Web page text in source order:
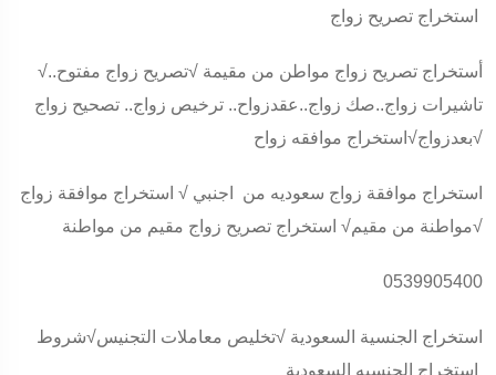
√أستخراج تصريح زواج مواطن من مقيمة √تصريح زواج مفتوح..
تاشيرات زواج..صك زواج..عقدزواح.. ترخيص زواج.. تصحيح زواج
بعدزواج√استخراج موافقه زواح√
استخراج موافقة زواج سعوديه من اجنبي √ استخراج موافقة زواج
مواطنة من مقيم√ استخراج تصريح زواج مقيم من مواطنة√
0539905400
استخراج الجنسية السعودية √تخليص معاملات التجنيس√شروط